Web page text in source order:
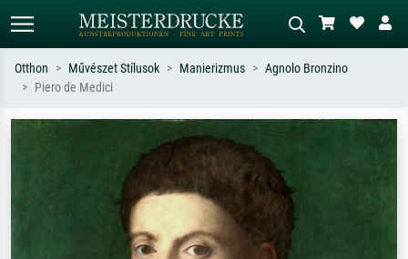
Keressen művész, műcím vagy stílus
szerint – pl. Monet, Csillagos éj,
impresszionizmus, Hokusai-hullám,
piros absztrakt, sötét olajkép, álló akt
egy fa mellett.
Otthon Művészet Stílusok Manierizmus
Agnolo Bronzino
Piero de Medici